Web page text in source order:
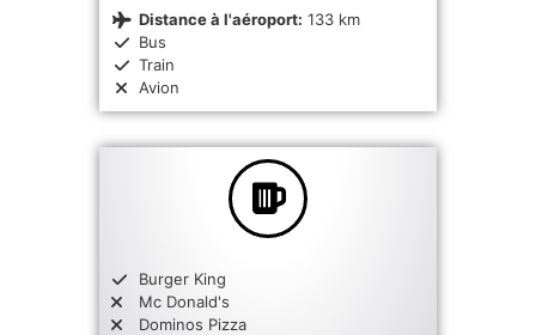
Distance à l'aéroport: 133 km
Bus
Train
Avion
Burger King
Mc Donald's
Dominos Pizza